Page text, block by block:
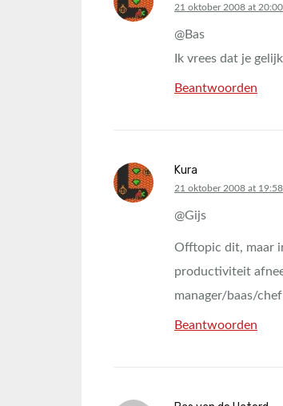
says:
21 oktober 2008 at 20:00
@Bas
Ik vrees dat je
Beantwoorden
Kura
says:
21 oktober 2008 at 19:58
@Gijs
Offtopic dit, maar
productiviteit
manager/baas/
Beantwoorden